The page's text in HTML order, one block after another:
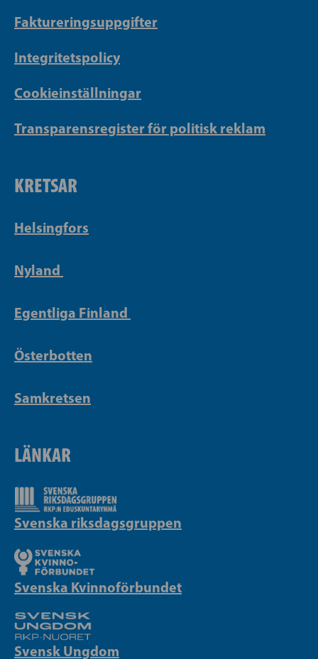
Faktureringsuppgifter
Integritetspolicy
Cookieinställningar
Transparensregister för politisk reklam
KRETSAR
Helsingfors
Nyland
Egentliga Finland
Österbotten
Samkretsen
LÄNKAR
Svenska riksdagsgruppen
Svenska Kvinnoförbundet
Svensk Ungdom